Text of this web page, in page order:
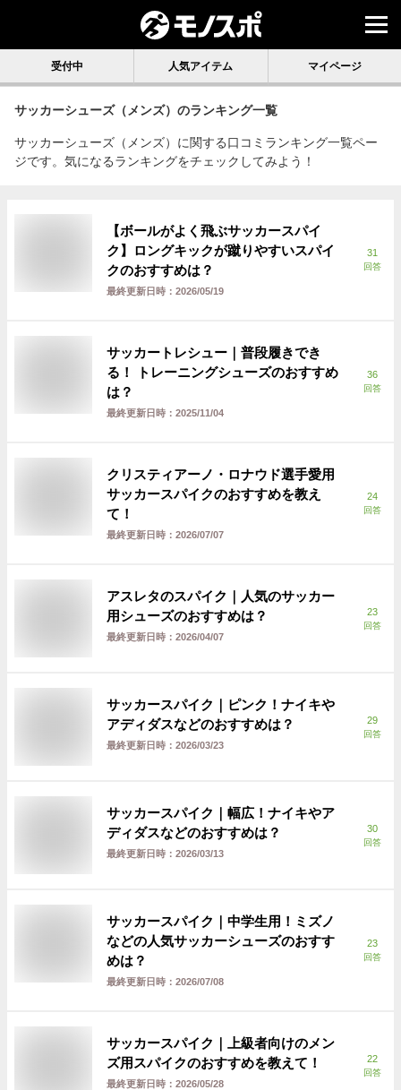
受付中 人気アイテム マイページ
サッカーシューズ（メンズ） のランキング一覧
サッカーシューズ（メンズ）に関する口コミランキング一覧ペー
ジです。気になるランキングをチェックしてみよう！
【ボールがよく飛ぶサッカースパイ
ク】ロングキックが蹴りやすいスパイ
クのおすすめは？
最終更新日時： 2026/05/19
31
回答
サッカートレシュー｜普段履きでき
る！ トレーニングシューズのおすすめ
は？
最終更新日時： 2025/11/04
36
回答
クリスティアーノ・ロナウド選手愛用
サッカースパイクのおすすめを教え
て！
最終更新日時： 2026/07/07
24
回答
アスレタのスパイク｜人気のサッカー
用シューズのおすすめは？
最終更新日時： 2026/04/07
23
回答
サッカースパイク｜ピンク！ナイキや
アディダスなどのおすすめは？
最終更新日時： 2026/03/23
29
回答
サッカースパイク｜幅広！ナイキやア
ディダスなどのおすすめは？
最終更新日時： 2026/03/13
30
回答
サッカースパイク｜中学生用！ミズノ
などの人気サッカーシューズのおすす
めは？
最終更新日時： 2026/07/08
23
回答
サッカースパイク｜上級者向けのメン
ズ用スパイクのおすすめを教えて！
最終更新日時： 2026/05/28
22
回答